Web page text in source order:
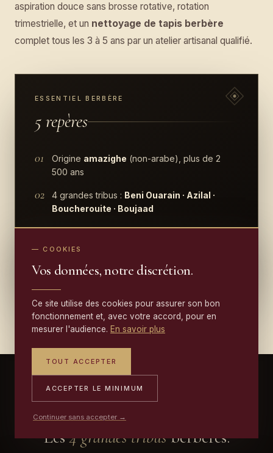
aspiration douce sans brosse rotative, rotation
trimestrielle, et un nettoyage de tapis berbère
complet tous les 3 à 5 ans par un atelier artisanal qualifié.
ESSENTIEL BERBÈRE
5 repères
01 Origine amazighe (non-arabe), plus de 2
500 ans
02 4 grandes tribus : Beni Ouarain · Azilal ·
Boucherouite · Boujaad
03 Laine grasseMarmouchadu Moyen-Atlas
04 Fondivoire
05 Tissageféminin tribal, transmis mère à fille
Les4 grandes tribusberbères.
— COOKIES
Vos données, notre discrétion.
Ce site utilise des cookies pour assurer son bon
fonctionnement et, avec votre accord, pour en
mesurer l'audience. En savoir plus
TOUT ACCEPTER
ACCEPTER LE MINIMUM
Continuer sans accepter →